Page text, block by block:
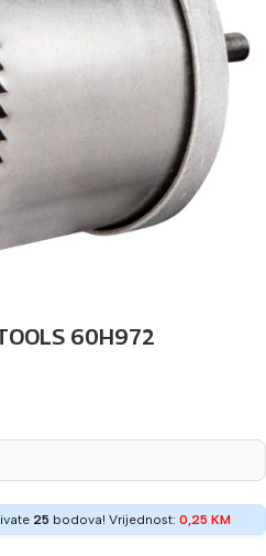
60H972
25 bodova! Vrijednost: 0,25 KM